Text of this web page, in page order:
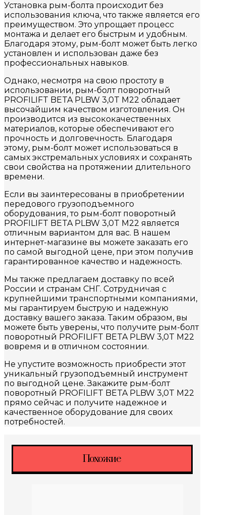
Установка рым-болта происходит без
использования ключа, что также является его
преимуществом. Это упрощает процесс
монтажа и делает его быстрым и удобным.
Благодаря этому, рым-болт может быть легко
установлен и использован даже без
профессиональных навыков.
Однако, несмотря на свою простоту в
использовании, рым-болт поворотный
PROFILIFT BETA PLBW 3,0T M22 обладает
высочайшим качеством изготовления. Он
производится из высококачественных
материалов, которые обеспечивают его
прочность и долговечность. Благодаря
этому, рым-болт может использоваться в
самых экстремальных условиях и сохранять
свои свойства на протяжении длительного
времени.
Если вы заинтересованы в приобретении
передового грузоподъемного
оборудования, то рым-болт поворотный
PROFILIFT BETA PLBW 3,0T M22 является
отличным вариантом для вас. В нашем
интернет-магазине вы можете заказать его
по самой выгодной цене, при этом получив
гарантированное качество и надежность.
Мы также предлагаем доставку по всей
России и странам СНГ. Сотрудничая с
крупнейшими транспортными компаниями,
мы гарантируем быструю и надежную
доставку вашего заказа. Таким образом, вы
можете быть уверены, что получите рым-болт
поворотный PROFILIFT BETA PLBW 3,0T M22
вовремя и в отличном состоянии.
Не упустите возможность приобрести этот
уникальный грузоподъемный инструмент
по выгодной цене. Закажите рым-болт
поворотный PROFILIFT BETA PLBW 3,0T M22
прямо сейчас и получите надежное и
качественное оборудование для своих
потребностей.
Похожие